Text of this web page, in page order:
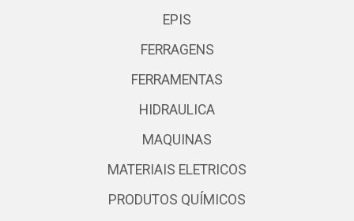
EPIS
FERRAGENS
FERRAMENTAS
HIDRAULICA
MAQUINAS
MATERIAIS ELETRICOS
PRODUTOS QUÍMICOS